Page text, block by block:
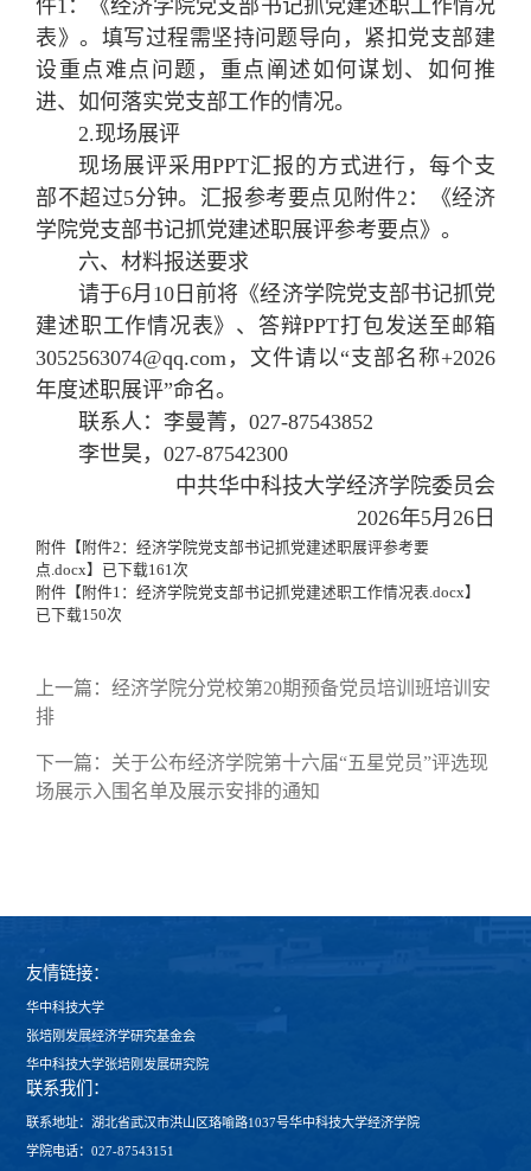
件1：《经济学院党支部书记抓党建述职工作情况
表》。填写过程需坚持问题导向，紧扣党支部建
设重点难点问题，重点阐述如何谋划、如何推
进、如何落实党支部工作的情况。
2.现场展评
现场展评采用PPT汇报的方式进行，每个支
部不超过5分钟。汇报参考要点见附件2：《经济
学院党支部书记抓党建述职展评参考要点》。
六、材料报送要求
请于6月10日前将《经济学院党支部书记抓党
建述职工作情况表》、答辩PPT打包发送至邮箱
3052563074@qq.com，文件请以“支部名称+2026
年度述职展评”命名。
联系人：李曼菁，027-87543852
李世昊，027-87542300
中共华中科技大学经济学院委员会
2026年5月26日
附件【 附件2：经济学院党支部书记抓党建述职展评参考要
点.docx】已下载161次
附件【 附件1：经济学院党支部书记抓党建述职工作情况表.docx】
已下载150次
上一篇：经济学院分党校第20期预备党员培训班培训安
排
下一篇： 关于公布经济学院第十六届“五星党员”评选现
场展示入围名单及展示安排的通知
友情链接：
华中科技大学
张培刚发展经济学研究基金会
华中科技大学张培刚发展研究院
联系我们：
联系地址：湖北省武汉市洪山区珞喻路1037号华中科技大学经济学院
学院电话：027-87543151